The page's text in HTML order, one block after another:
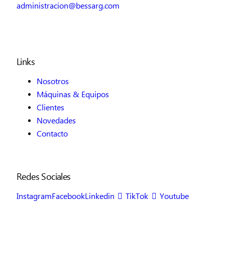
administracion@bessarg.com
Links
Nosotros
Máquinas & Equipos
Clientes
Novedades
Contacto
Redes Sociales
InstagramFacebookLinkedin TikTok Youtube